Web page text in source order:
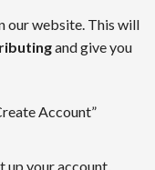
our website. This will
and give you
Account”
your account.
ンペーン、業界の
時点でに日本のユー